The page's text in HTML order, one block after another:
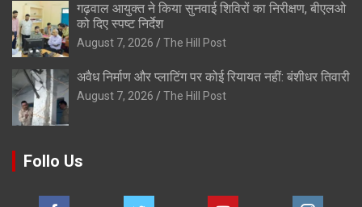
गढ़वाल आयुक्त ने किया सुनवाई शिविरों का निरीक्षण, बीएलओ
को दिए स्पष्ट निर्देश
August 7, 2026 The Hill Post
अवैध निर्माण और प्लाटिंग पर कोई रियायत नहीं: बंशीधर तिवारी
August 7, 2026 The Hill Post
Follo Us